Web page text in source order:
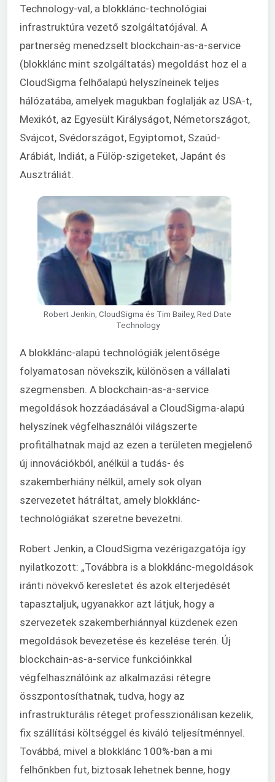
Technology-val, a blokklánc-technológiai
infrastruktúra vezető szolgáltatójával. A
partnerség menedzselt blockchain-as-a-service
(blokklánc mint szolgáltatás) megoldást hoz el a
CloudSigma felhőalapú helyszíneinek teljes
hálózatába, amelyek magukban foglalják az USA-t,
Mexikót, az Egyesült Királyságot, Németországot,
Svájcot, Svédországot, Egyiptomot, Szaúd-
Arábiát, Indiát, a Fülöp-szigeteket, Japánt és
Ausztráliát.
Robert Jenkin, CloudSigma és Tim Bailey, Red Date
Technology
A blokklánc-alapú technológiák jelentősége
folyamatosan növekszik, különösen a vállalati
szegmensben. A blockchain-as-a-service
megoldások hozzáadásával a CloudSigma-alapú
helyszínek végfelhasználói világszerte
profitálhatnak majd az ezen a területen megjelenő
új innovációkból, anélkül a tudás- és
szakemberhiány nélkül, amely sok olyan
szervezetet hátráltat, amely blokklánc-
technológiákat szeretne bevezetni.
Robert Jenkin, a CloudSigma vezérigazgatója így
nyilatkozott: „Továbbra is a blokklánc-megoldások
iránti növekvő keresletet és azok elterjedését
tapasztaljuk, ugyanakkor azt látjuk, hogy a
szervezetek szakemberhiánnyal küzdenek ezen
megoldások bevezetése és kezelése terén. Új
blockchain-as-a-service funkcióinkkal
végfelhasználóink az alkalmazási rétegre
összpontosíthatnak, tudva, hogy az
infrastrukturális réteget professzionálisan kezelik,
fix szállítási költséggel és kiváló teljesítménnyel.
Továbbá, mivel a blokklánc 100%-ban a mi
felhőnkben fut, biztosak lehetnek benne, hogy